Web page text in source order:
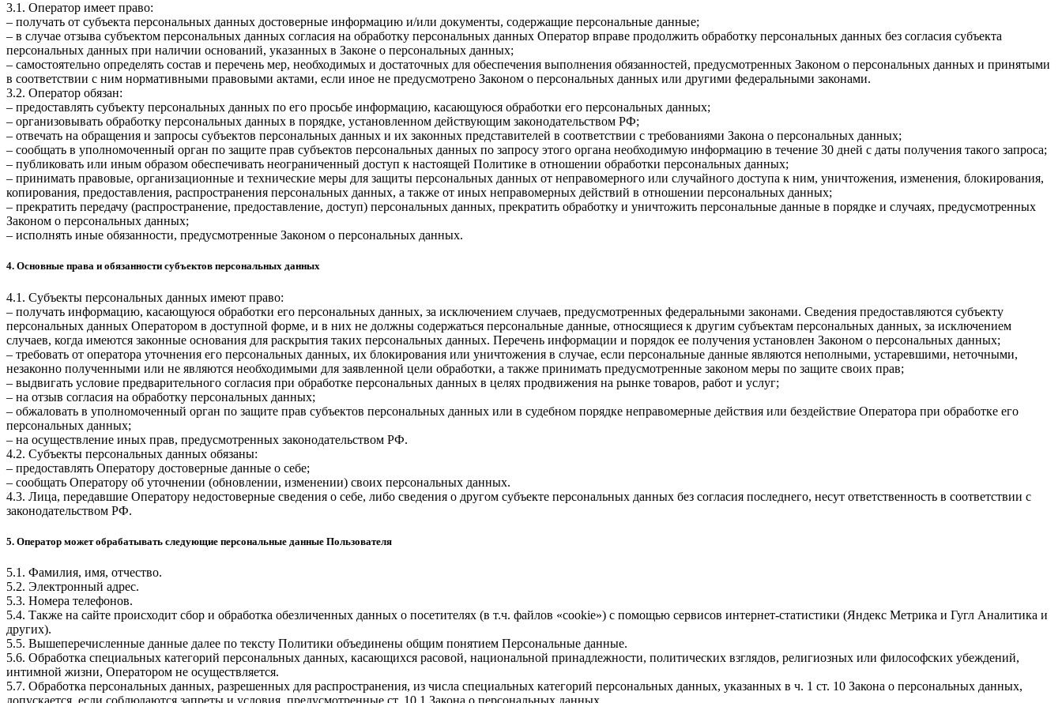
3.1. Оператор имеет право:
– получать от субъекта персональных данных достоверные информацию и/или документы, содержащие персональные данные;
– в случае отзыва субъектом персональных данных согласия на обработку персональных данных Оператор вправе продолжить обработку персональных данных без согласия субъекта
персональных данных при наличии оснований, указанных в Законе о персональных данных;
– самостоятельно определять состав и перечень мер, необходимых и достаточных для обеспечения выполнения обязанностей, предусмотренных Законом о персональных данных и принятыми
в соответствии с ним нормативными правовыми актами, если иное не предусмотрено Законом о персональных данных или другими федеральными законами.
3.2. Оператор обязан:
– предоставлять субъекту персональных данных по его просьбе информацию, касающуюся обработки его персональных данных;
– организовывать обработку персональных данных в порядке, установленном действующим законодательством РФ;
– отвечать на обращения и запросы субъектов персональных данных и их законных представителей в соответствии с требованиями Закона о персональных данных;
– сообщать в уполномоченный орган по защите прав субъектов персональных данных по запросу этого органа необходимую информацию в течение 30 дней с даты получения такого запроса;
– публиковать или иным образом обеспечивать неограниченный доступ к настоящей Политике в отношении обработки персональных данных;
– принимать правовые, организационные и технические меры для защиты персональных данных от неправомерного или случайного доступа к ним, уничтожения, изменения, блокирования,
копирования, предоставления, распространения персональных данных, а также от иных неправомерных действий в отношении персональных данных;
– прекратить передачу (распространение, предоставление, доступ) персональных данных, прекратить обработку и уничтожить персональные данные в порядке и случаях, предусмотренных
Законом о персональных данных;
– исполнять иные обязанности, предусмотренные Законом о персональных данных.
4. Основные права и обязанности субъектов персональных данных
4.1. Субъекты персональных данных имеют право:
– получать информацию, касающуюся обработки его персональных данных, за исключением случаев, предусмотренных федеральными законами. Сведения предоставляются субъекту
персональных данных Оператором в доступной форме, и в них не должны содержаться персональные данные, относящиеся к другим субъектам персональных данных, за исключением
случаев, когда имеются законные основания для раскрытия таких персональных данных. Перечень информации и порядок ее получения установлен Законом о персональных данных;
– требовать от оператора уточнения его персональных данных, их блокирования или уничтожения в случае, если персональные данные являются неполными, устаревшими, неточными,
незаконно полученными или не являются необходимыми для заявленной цели обработки, а также принимать предусмотренные законом меры по защите своих прав;
– выдвигать условие предварительного согласия при обработке персональных данных в целях продвижения на рынке товаров, работ и услуг;
– на отзыв согласия на обработку персональных данных;
– обжаловать в уполномоченный орган по защите прав субъектов персональных данных или в судебном порядке неправомерные действия или бездействие Оператора при обработке его
персональных данных;
– на осуществление иных прав, предусмотренных законодательством РФ.
4.2. Субъекты персональных данных обязаны:
– предоставлять Оператору достоверные данные о себе;
– сообщать Оператору об уточнении (обновлении, изменении) своих персональных данных.
4.3. Лица, передавшие Оператору недостоверные сведения о себе, либо сведения о другом субъекте персональных данных без согласия последнего, несут ответственность в соответствии с
законодательством РФ.
5. Оператор может обрабатывать следующие персональные данные Пользователя
5.1. Фамилия, имя, отчество.
5.2. Электронный адрес.
5.3. Номера телефонов.
5.4. Также на сайте происходит сбор и обработка обезличенных данных о посетителях (в т.ч. файлов «cookie») с помощью сервисов интернет-статистики (Яндекс Метрика и Гугл Аналитика и
других).
5.5. Вышеперечисленные данные далее по тексту Политики объединены общим понятием Персональные данные.
5.6. Обработка специальных категорий персональных данных, касающихся расовой, национальной принадлежности, политических взглядов, религиозных или философских убеждений,
интимной жизни, Оператором не осуществляется.
5.7. Обработка персональных данных, разрешенных для распространения, из числа специальных категорий персональных данных, указанных в ч. 1 ст. 10 Закона о персональных данных,
допускается, если соблюдаются запреты и условия, предусмотренные ст. 10.1 Закона о персональных данных.